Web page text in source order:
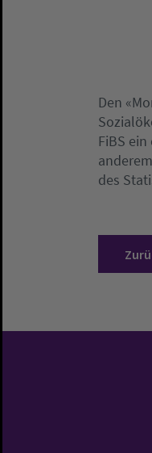
Den
FiBS
des